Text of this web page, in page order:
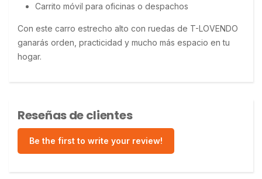
Carrito móvil para oficinas o despachos
Con este carro estrecho alto con ruedas de T-LOVENDO
ganarás orden, practicidad y mucho más espacio en tu
hogar.
Reseñas de clientes
Be the first to write your review!